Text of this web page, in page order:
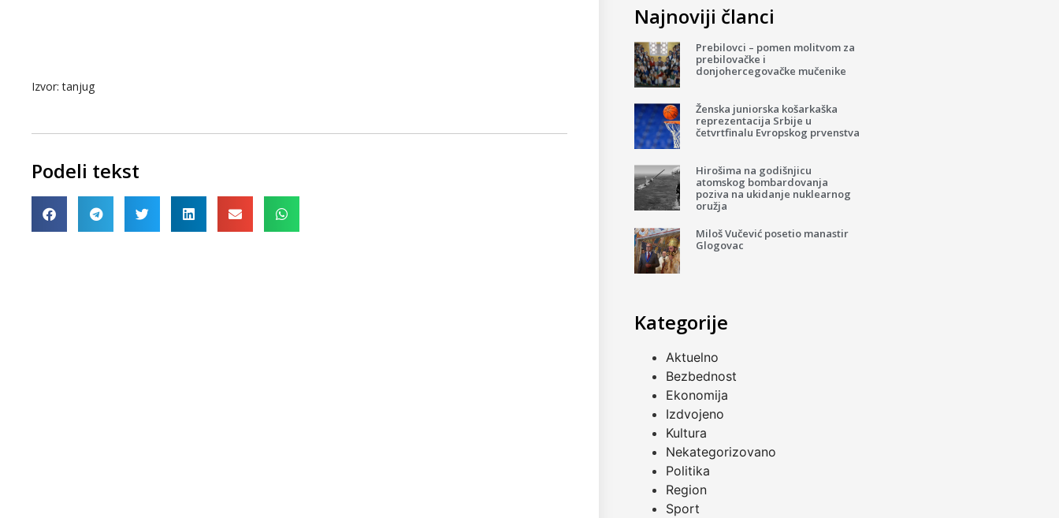
Izvor: tanjug
Podeli tekst
Najnoviji članci
Prebilovci – pomen molitvom za
prebilovačke i
donjohercegovačke mučenike
Ženska juniorska košarkaška
reprezentacija Srbije u
četvrtfinalu Evropskog prvenstva
Hirošima na godišnjicu
atomskog bombardovanja
poziva na ukidanje nuklearnog
oružja
Miloš Vučević posetio manastir
Glogovac
Kategorije
Aktuelno
Bezbednost
Ekonomija
Izdvojeno
Kultura
Nekategorizovano
Politika
Region
Sport